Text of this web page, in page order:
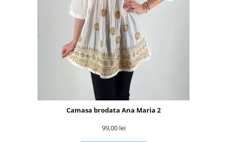
Camasa brodata Ana Maria 2
99,00 lei